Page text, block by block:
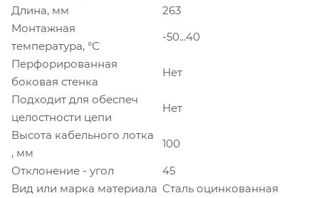
Длина, мм
263
Монтажная
температура, °C
-50...40
Перфорированная
боковая стенка
Нет
Подходит для обеспеч
целостности цепи
Нет
Высота кабельного лотка
, мм
100
Отклонение - угол
45
Вид или марка материала Сталь оцинкованная